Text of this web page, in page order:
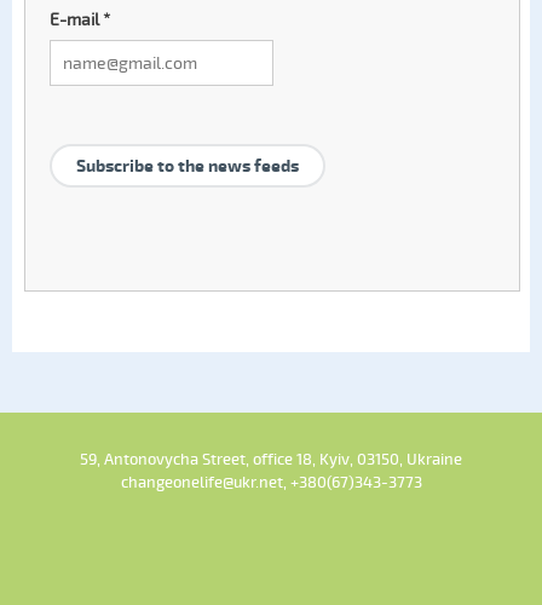
E-mail*
Subscribe to the news feeds
59, Antonovycha Street, office 18, Kyiv, 03150, Ukraine
changeonelife@ukr.net, +380(67)343-3773